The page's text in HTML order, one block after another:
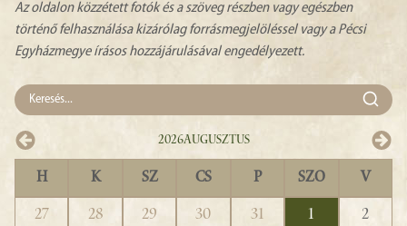
Az oldalon közzétett fotók és a szöveg részben vagy egészben
történő felhasználása kizárólag forrásmegjelöléssel vagy a Pécsi
Egyházmegye írásos hozzájárulásával engedélyezett.
2026Augusztus
H K SZ CS P SZO V
27 28 29 30 31 1
2